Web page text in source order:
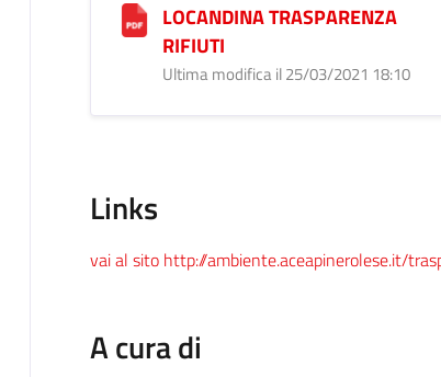
LOCANDINA TRASPARENZA
RIFIUTI
Ultima modifica il 25/03/2021 18:10
Links
vai al sito http://ambiente.aceapinerolese.it/
A cura di